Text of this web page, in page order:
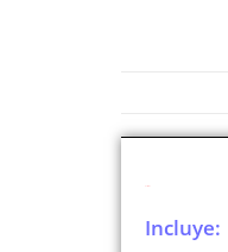
Incluye: